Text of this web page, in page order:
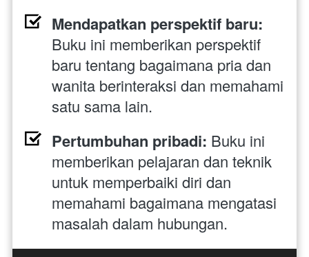
Buku ini memberikan perspektif
baru tentang bagaimana pria dan
wanita berinteraksi dan memahami
satu sama lain.
Pertumbuhan pribadi: Buku ini
memberikan pelajaran dan teknik
untuk memperbaiki diri dan
memahami bagaimana mengatasi
masalah dalam hubungan.